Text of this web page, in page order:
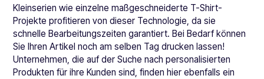
Kleinserien wie einzelne maßgeschneiderte T-Shirt-
Projekte profitieren von dieser Technologie, da sie
schnelle Bearbeitungszeiten garantiert. Bei Bedarf können
Sie Ihren Artikel noch am selben Tag drucken lassen!
Unternehmen, die auf der Suche nach personalisierten
Produkten für ihre Kunden sind, finden hier ebenfalls ein